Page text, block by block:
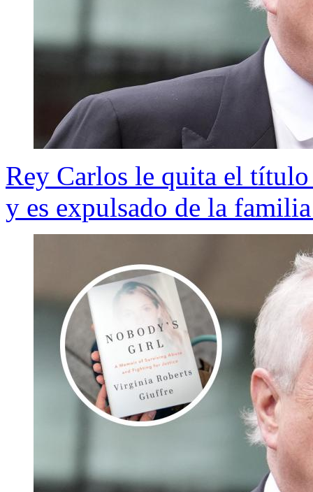
Rey Carlos le quita el
y es expulsado de la